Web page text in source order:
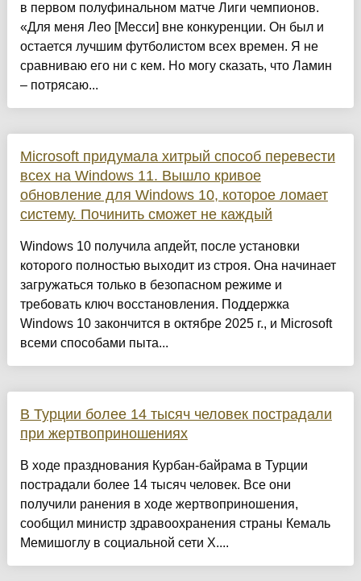
в первом полуфинальном матче Лиги чемпионов.
«Для меня Лео [Месси] вне конкуренции. Он был и
остается лучшим футболистом всех времен. Я не
сравниваю его ни с кем. Но могу сказать, что Ламин
– потрясаю...
Microsoft придумала хитрый способ перевести
всех на Windows 11. Вышло кривое
обновление для Windows 10, которое ломает
систему. Починить сможет не каждый
Windows 10 получила апдейт, после установки
которого полностью выходит из строя. Она начинает
загружаться только в безопасном режиме и
требовать ключ восстановления. Поддержка
Windows 10 закончится в октябре 2025 г., и Microsoft
всеми способами пыта...
В Турции более 14 тысяч человек пострадали
при жертвоприношениях
В ходе празднования Курбан-байрама в Турции
пострадали более 14 тысяч человек. Все они
получили ранения в ходе жертвоприношения,
сообщил министр здравоохранения страны Кемаль
Мемишоглу в социальной сети X....